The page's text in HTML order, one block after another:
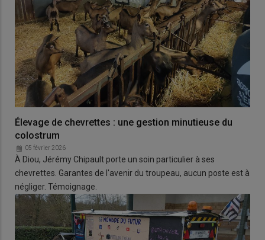
Élevage de chevrettes : une gestion minutieuse du
colostrum
05 février 2026
À Diou, Jérémy Chipault porte un soin particulier à ses
chevrettes. Garantes de l'avenir du troupeau, aucun poste est à
négliger. Témoignage.